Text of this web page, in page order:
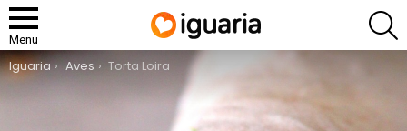
Menu
You are here:
Iguaria Aves Torta Loira